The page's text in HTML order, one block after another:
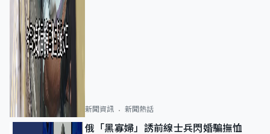
新聞資訊 新聞熱話
俄「黑寡婦」誘前線士兵閃婚騙撫恤